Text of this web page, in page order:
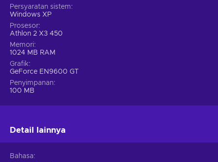
Persyaratan sistem
Windows XP
Prosesor
Athlon 2 X3 450
Memori
1024 MB RAM
Grafik
GeForce EN9600 GT
Penyimpanan
100 MB
Detail lainnya
Bahasa